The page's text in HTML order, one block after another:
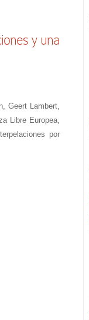
y una
Geert Lambert,
Libre Europea,
por